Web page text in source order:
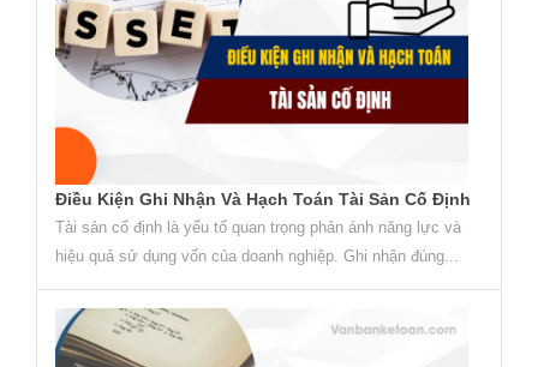
Điều Kiện Ghi Nhận Và Hạch Toán Tài Sản Cố Định
Tài sản cố định là yếu tố quan trọng phản ánh năng lực và
hiệu quả sử dụng vốn của doanh nghiệp. Ghi nhận đúng...